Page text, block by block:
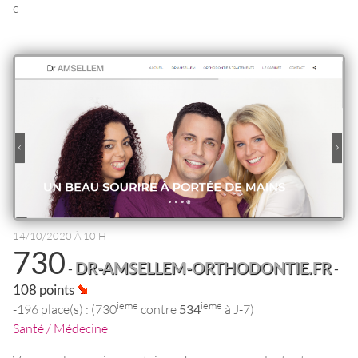
c
14/10/2020 À 10 H
730- DR-AMSELLEM-ORTHODONTIE.FR-
108 points
-196 place(s) : (730ieme contre 534ieme à J-7)
Santé / Médecine